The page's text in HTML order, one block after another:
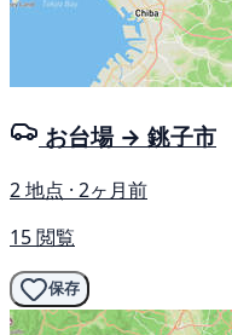
お台場 → 銚子市
2 地点 · 2ヶ月前
15 閲覧
保存